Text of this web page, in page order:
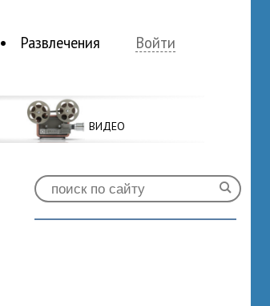
Развлечения Войти
ВИДЕО